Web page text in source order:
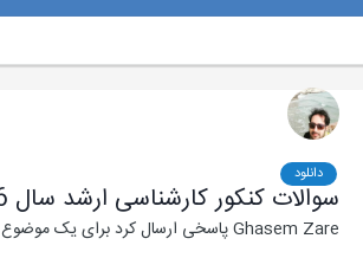
دانلود
سوالات کنکور کارشناسی ارشد سال 86 تا 93
Ghasem Zareپاسخی ارسال کرد برای یک موضوع